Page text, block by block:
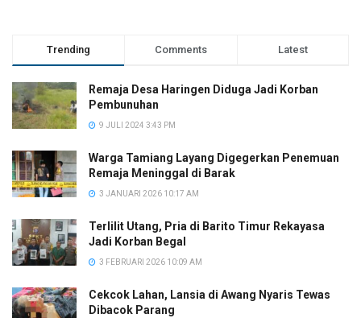
Trending Comments Latest
Remaja Desa Haringen Diduga Jadi Korban
Pembunuhan
9 JULI 2024 3:43 PM
Warga Tamiang Layang Digegerkan Penemuan
Remaja Meninggal di Barak
3 JANUARI 2026 10:17 AM
Terlilit Utang, Pria di Barito Timur Rekayasa
Jadi Korban Begal
3 FEBRUARI 2026 10:09 AM
Cekcok Lahan, Lansia di Awang Nyaris Tewas
Dibacok Parang